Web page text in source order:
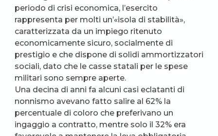
periodo di crisi economica, l’esercito
rappresenta per molti un’«isola di stabilità»,
caratterizzata da un impiego ritenuto
economicamente sicuro, socialmente di
prestigio e che dispone di solidi ammortizzatori
sociali, dato che le casse statali per le spese
militari sono sempre aperte.
Una decina di anni fa alcuni casi eclatanti di
nonnismo avevano fatto salire al 62% la
percentuale di coloro che preferivano un
ingaggio a contratto, mentre solo il 32% era